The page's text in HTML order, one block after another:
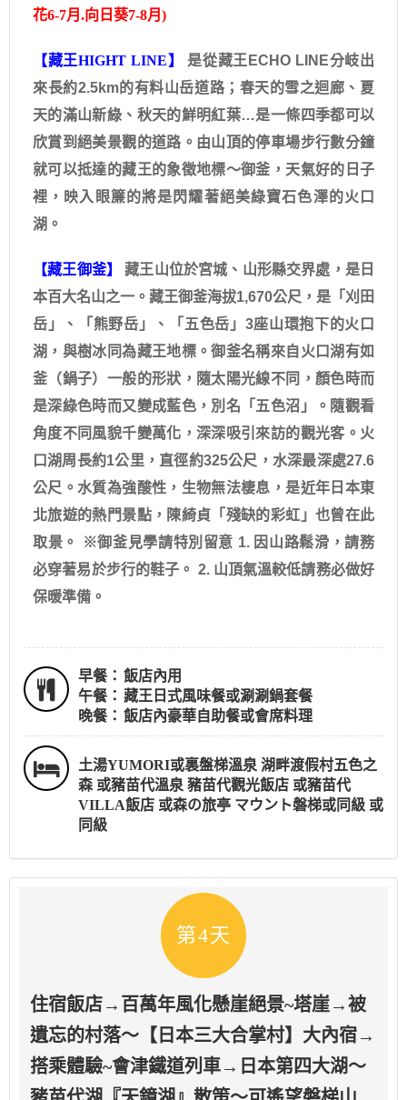
花6-7月.向日葵7-8月)
【藏王HIGHT LINE】
是從藏王ECHO LINE分岐出
來長約2.5km的有料山岳道路；春天的雪之迴廊、夏
天的滿山新綠、秋天的鮮明紅葉…是一條四季都可以
欣賞到絕美景觀的道路。由山頂的停車場步行數分鐘
就可以抵達的藏王的象徵地標～御釜，天氣好的日子
裡，映入眼簾的將是閃耀著絕美綠寶石色澤的火口
湖。
【藏王御釜】藏王山位於宮城、山形縣交界處，是日
本百大名山之一。藏王御釜海拔1,670公尺，是「刈田
岳」、「熊野岳」、「五色岳」3座山環抱下的火口
湖，與樹冰同為藏王地標。御釜名稱來自火口湖有如
釜（鍋子）一般的形狀，隨太陽光線不同，顏色時而
是深綠色時而又變成藍色，別名「五色沼」。隨觀看
角度不同風貌千變萬化，深深吸引來訪的觀光客。火
口湖周長約1公里，直徑約325公尺，水深最深處27.6
公尺。水質為強酸性，生物無法棲息，是近年日本東
北旅遊的熱門景點，陳綺貞「殘缺的彩虹」也曾在此
取景。 ※御釜見學請特別留意 1. 因山路鬆滑，請務
必穿著易於步行的鞋子。 2. 山頂氣溫較低請務必做好
保暖準備。
早餐： 飯店內用
午餐： 藏王日式風味餐或涮涮鍋套餐
晚餐： 飯店內豪華自助餐或會席料理
土湯YUMORI或裏盤梯溫泉 湖畔渡假村五色之
森 或豬苗代溫泉 豬苗代觀光飯店 或豬苗代
VILLA飯店 或森の旅亭 マウント磐梯或同級 或
同級
第4天
住宿飯店→百萬年風化懸崖絕景~塔崖→被
遺忘的村落～【日本三大合掌村】大內宿→
搭乘體驗~會津鐵道列車→日本第四大湖～